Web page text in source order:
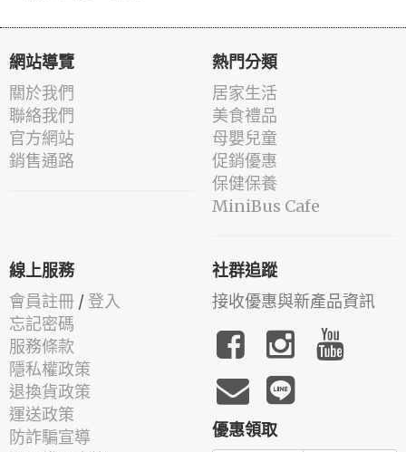
網站導覽
關於我們
聯絡我們
官方網站
銷售通路
熱門分類
居家生活
美食禮品
母嬰兒童
促銷優惠
保健保養
MiniBus Cafe
線上服務
會員註冊 / 登入
忘記密碼
服務條款
隱私權政策
退換貨政策
運送政策
防詐騙宣導
社群追蹤
接收優惠與新產品資訊
優惠領取